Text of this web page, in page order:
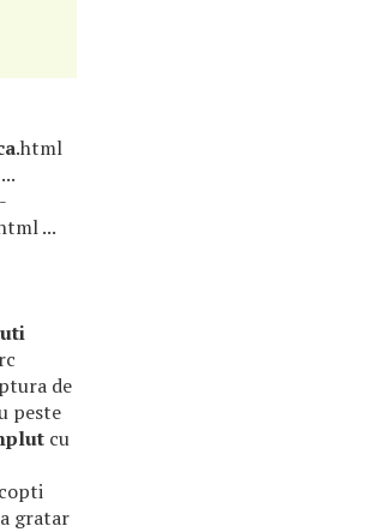
.html
...
de
peste
cu
gratar